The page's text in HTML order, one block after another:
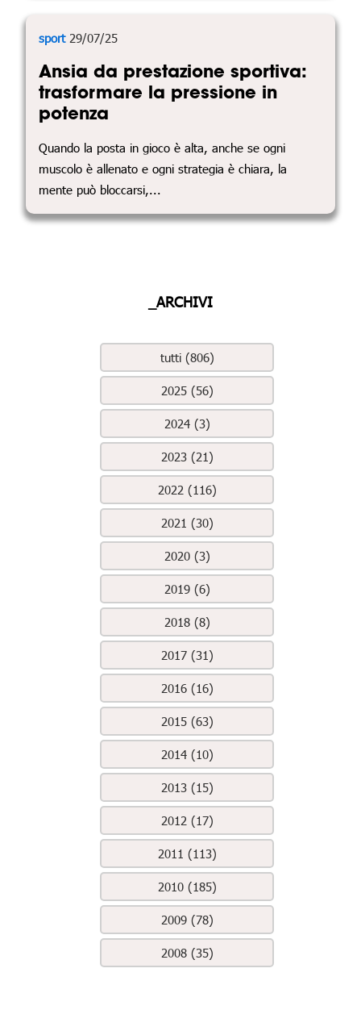
sport29/07/25
Ansia da prestazione sportiva:
trasformare la pressione in
potenza
Quando la posta in gioco è alta, anche se ogni
muscolo è allenato e ogni strategia è chiara, la
mente può bloccarsi,...
_ARCHIVI
tutti (806)
2025 (56)
2024 (3)
2023 (21)
2022 (116)
2021 (30)
2020 (3)
2019 (6)
2018 (8)
2017 (31)
2016 (16)
2015 (63)
2014 (10)
2013 (15)
2012 (17)
2011 (113)
2010 (185)
2009 (78)
2008 (35)